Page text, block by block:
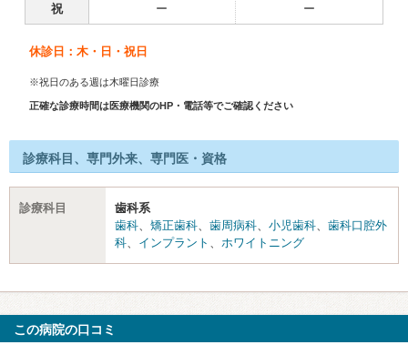
祝 ー ー
休診日：木・日・祝日
※祝日のある週は木曜日診療
正確な診療時間は医療機関のHP・電話等でご確認ください
診療科目、専門外来、専門医・資格
診療科目
歯科系
歯科
矯正歯科 歯周病科 小児歯科
歯科口腔外
科
インプラント ホワイトニング
この病院の口コミ